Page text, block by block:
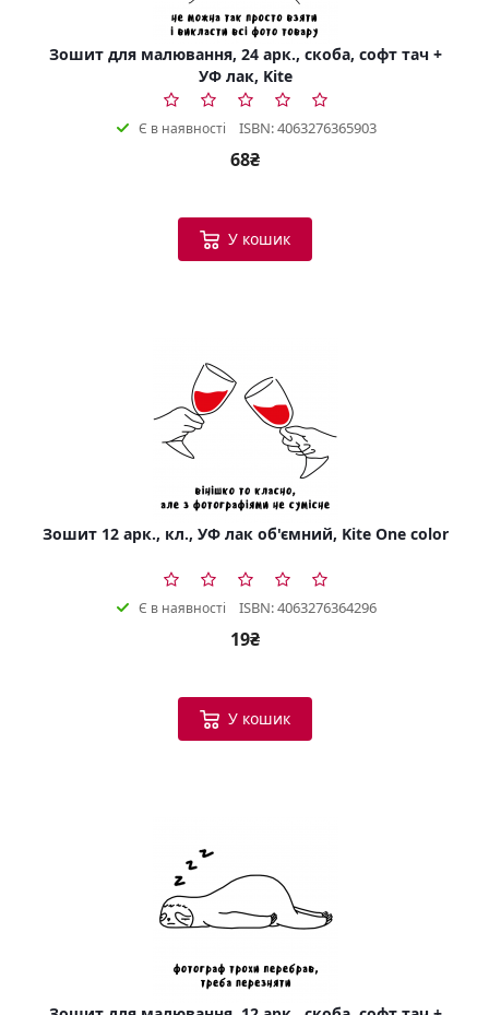
Зошит для малювання, 24 арк., скоба, софт тач +
УФ лак, Kite
Є в наявності ISBN: 4063276365903
68₴
У кошик
Зошит 12 арк., кл., УФ лак об'ємний, Kite One color
Є в наявності ISBN: 4063276364296
19₴
У кошик